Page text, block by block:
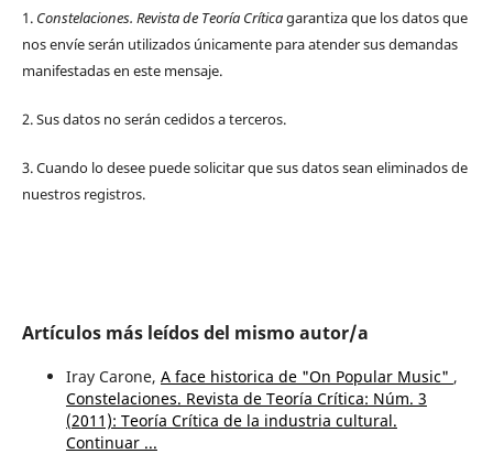
1. Constelaciones. Revista de Teoría Críticagarantiza que los datos que
nos envíe serán utilizados únicamente para atender sus demandas
manifestadas en este mensaje.
2. Sus datos no serán cedidos a terceros.
3. Cuando lo desee puede solicitar que sus datos sean eliminados de
nuestros registros.
Artículos más leídos del mismo autor/a
Iray Carone, A face historica de "On Popular Music" ,
Constelaciones. Revista de Teoría Crítica: Núm. 3
(2011): Teoría Crítica de la industria cultural.
Continuar ...